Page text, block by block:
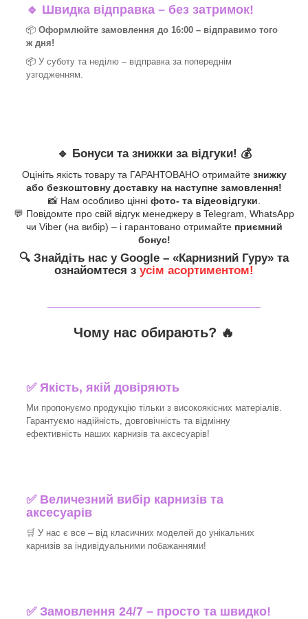
🔹 Швидка відправка – без затримок!
📦 Оформлюйте замовлення до 16:00 – відправимо того
ж дня!
📦 У суботу та неділю – відправка за попереднім
узгодженням.
🔹 Бонуси та знижки за відгуки! 💰
Оцініть якість товару та ГАРАНТОВАНО отримайте знижку
або безкоштовну доставку на наступне замовлення!
📸 Нам особливо цінні фото- та відеовідгуки.
💬 Повідомте про свій відгук менеджеру в Telegram, WhatsApp
чи Viber (на вибір) – і гарантовано отримайте приємний
бонус!
🔍 Знайдіть нас у Google – «Карнизний Гуру» та
ознайомтеся з усім асортиментом!
Чому нас обирають? 🔥
✅Якість, якій довіряють
Ми пропонуємо продукцію тільки з високоякісних матеріалів.
Гарантуємо надійність, довговічність та відмінну
ефективність наших карнизів та аксесуарів!​
✅ Величезний вибір карнизів та
аксесуарів
🛒 У нас є все – від класичних моделей до унікальних
карнизів за індивідуальними побажаннями!​
✅Замовлення 24/7 – просто та швидко!